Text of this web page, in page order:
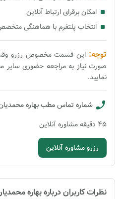
امکان برقرای ارتباط آنلاین
انتخاب پلتفرم با هماهنگی
توجه: این قسمت مخصوص رزرو
صورت نیاز به مراجعه حضوری
نمایید.
شماره تماس مطببهاره
45 دقیقهمشاوره آنلاین
رزرو مشاوره آنلاین
نظرات کاربران دربارهبهاره